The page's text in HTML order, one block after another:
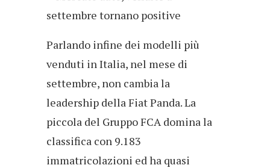
Parlando infine dei modelli più
venduti in Italia, nel mese di
settembre, non cambia la
leadership della Fiat Panda. La
piccola del Gruppo FCA domina la
classifica con 9.183
immatricolazioni ed ha quasi